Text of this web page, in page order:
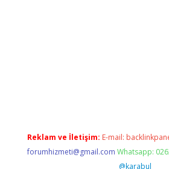
Reklam ve İletişim: E-mail:
forumhizmeti@gmail.com Whatsapp:
@karabul